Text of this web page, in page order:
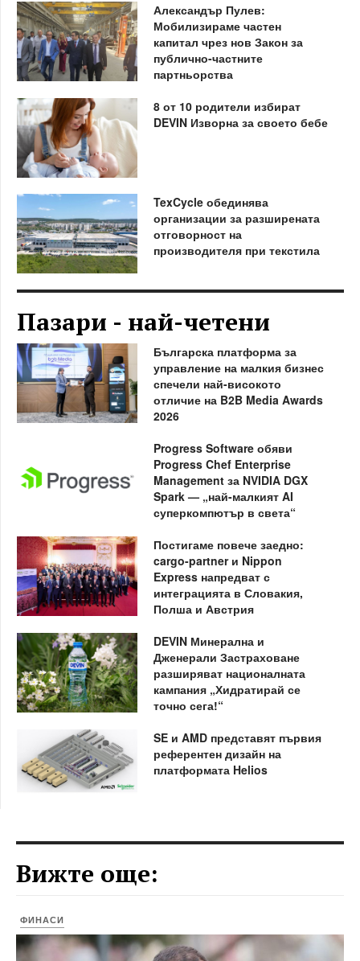
Александър Пулев:
Мобилизираме частен
капитал чрез нов Закон за
публично-частните
партньорства
8 от 10 родители избират
DEVIN Изворна за своето бебе
TexCycle обединява
организации за разширената
отговорност на
производителя при текстила
Пазари - най-четени
Българска платформа за
управление на малкия бизнес
спечели най-високото
отличие на B2B Media Awards
2026
Progress Software обяви
Progress Chef Enterprise
Management за NVIDIA DGX
Spark — „най-малкият AI
суперкомпютър в света“
Постигаме повече заедно:
cargo-partner и Nippon
Express напредват с
интеграцията в Словакия,
Полша и Австрия
DEVIN Минерална и
Дженерали Застраховане
разширяват националната
кампания „Хидратирай се
точно сега!“
SE и AMD представят първия
референтен дизайн на
платформата Helios
Вижте още:
ФИНАСИ